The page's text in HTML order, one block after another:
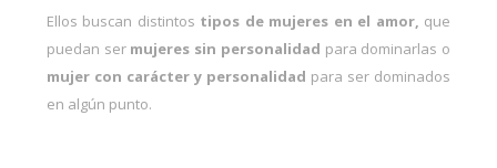
Ellos buscan distintos tipos de mujeres en el amor, que
puedan ser mujeres sin personalidad para dominarlas o
mujer con carácter y personalidad para ser dominados
en algún punto.